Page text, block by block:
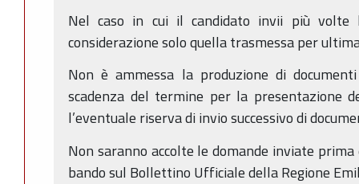
Nel caso in cui il candidato invii più volte
considerazione solo quella trasmessa per
Non è ammessa la produzione di
scadenza del termine per la presentazione
l’eventuale riserva di invio successivo di
Non saranno accolte le domande inviate
bando sul Bollettino Ufficiale della Regione